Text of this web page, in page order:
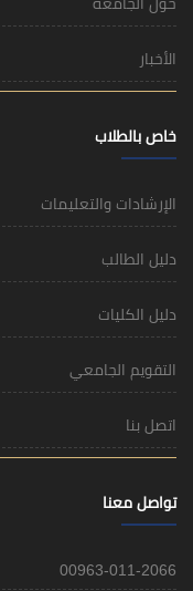
الأخبار
خاص بالطلاب
الإرشادات والتعليمات
دليل الطالب
دليل الكليات
التقويم الجامعي
اتصل بنا
تواصل معنا
00963-011-2066